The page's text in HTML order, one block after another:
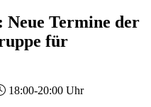
Termine der
für
18:00-20:00 Uhr